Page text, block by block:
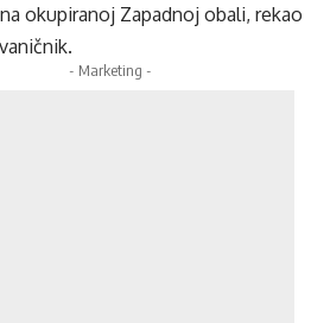
okupiranoj Zapadnoj obali, rekao
- Marketing -